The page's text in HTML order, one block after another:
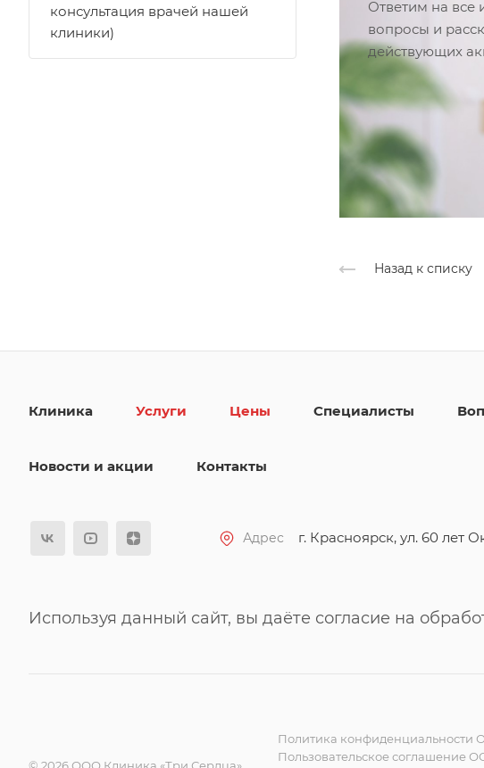
Ответим на все
вопросы и
действующих
Назад к списку
консультация врачей нашей
клиники)
Клиника Услуги Цены Специалисты
Новости и акции Контакты
Адрес г. Красноярск, ул. 60 лет
Используя данный сайт, вы даёте согласие на
Политика конфиденциальности
Пользовательское соглашение